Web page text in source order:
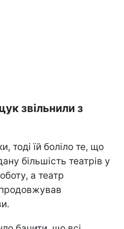
звільнили з
тоді їй боліло те, що
більшість театрів у
а театр